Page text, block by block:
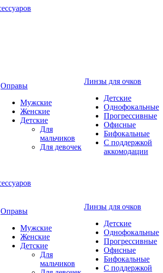
Оправы
Мужские
Женские
Детские
Для
мальчиков
Для девочек
Линзы для очков
Детские
Однофокальные
Прогрессивные
Офисные
Бифокальные
С поддержкой
аккомодации
Оправы
Мужские
Женские
Детские
Для
мальчиков
Линзы для очков
Детские
Однофокальные
Прогрессивные
Офисные
Бифокальные
С поддержкой